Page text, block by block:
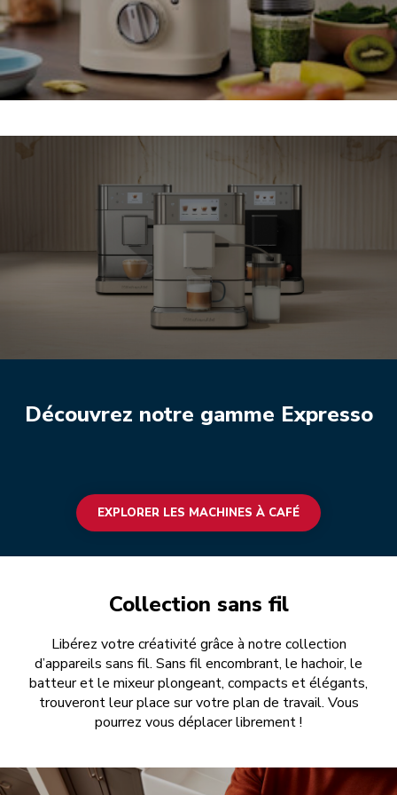
EXPLORER LES MACHINES À CAFÉ
Découvrez notre gamme Expresso
EXPLORER LES MACHINES À CAFÉ
EXPLORER LES MACHINES À CAFÉ
Collection sans fil
Libérez votre créativité grâce à notre collection
d’appareils sans fil. Sans fil encombrant, le hachoir, le
batteur et le mixeur plongeant, compacts et élégants,
trouveront leur place sur votre plan de travail. Vous
pourrez vous déplacer librement !
PASSER AU SANS FIL